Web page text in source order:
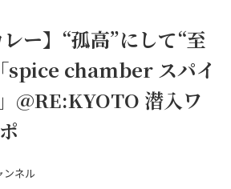
レー】“孤高”にして“至
spice chamber スパイ
@RE:KYOTO 潜入ワ
ンネル